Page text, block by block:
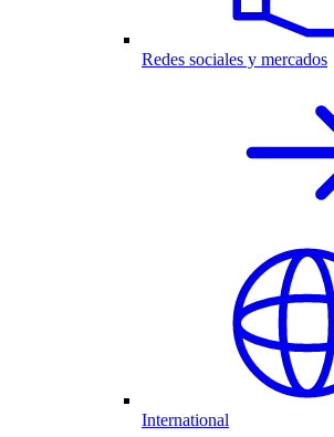
Redes sociales y mercados
International